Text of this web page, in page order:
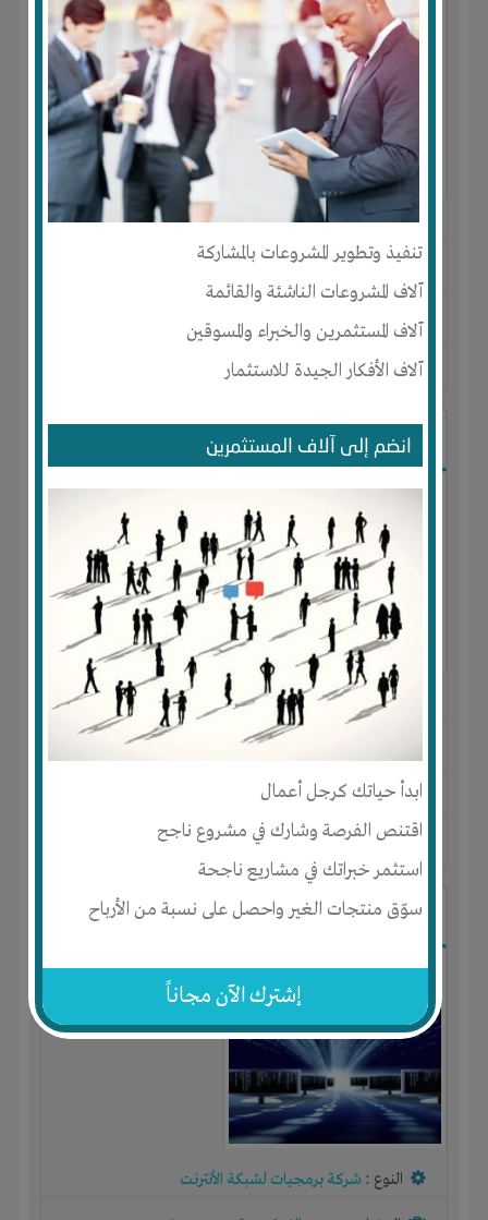
تنفيذ وتطوير المشروعات بالمشاركة
آلاف المشروعات الناشئة والقائمة
آلاف المستثمرين والخبراء والمسوقين
آلاف الأفكار الجيدة للاستثمار
انضم إلى آلاف المستثمرين
ابدأ حياتك كرجل أعمال
اقتنص الفرصة وشارك في مشروع ناجح
استثمر خبراتك في مشاريع ناجحة
سوّق منتجات الغير واحصل على نسبة من الأرباح
إشترك الآن مجاناً
النوع :شركة برمجيات لشبكة الأنترنت
يحتاج إلي : رأس المال
آخر نشاط : منذ 7 سنوات
مشروع المستقبل شركة برمجيات
النوع : شركة برمجيات لشبكة الأنترنت
القاهرة -كل المناطق
يحتاج إلي :رأس المال-المكان
آخر نشاط : منذ 9 سنوات عدد الاعضاء : 1 الأعضاء
برمجيات
النوع : شركة برمجيات لشبكة الأنترنت